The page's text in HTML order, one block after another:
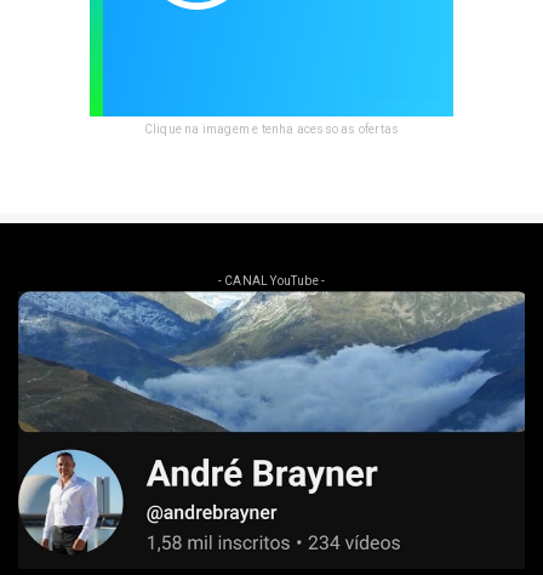
Clique na imagem e tenha acesso as ofertas
- CANAL YouTube -